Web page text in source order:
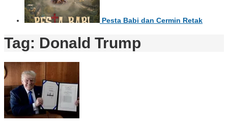
Pesta Babi dan Cermin Retak
Tag: Donald Trump